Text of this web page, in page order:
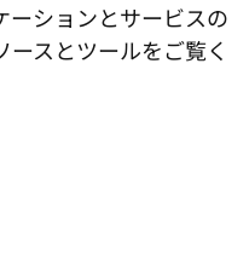
ーションとサービスの
スとツールをご覧く